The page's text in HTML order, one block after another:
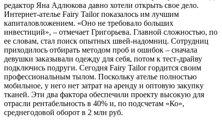
редактор Яна Адлюкова давно хотели открыть свое дело.
Интернет-ателье Fairy Tailor показалось им лучшим
капиталовложением. «Оно не требовало больших
инвестиций», – отмечает Григорьева. Главной сложностью, по
ее словам, стал поиск опытных швей-надомниц. Сотрудниц
приходилось отбирать методом проб и ошибок – сначала
девушки заказывали одежду для себя, потом к тест-драйву
подключись подруги. Сегодня Fairy Tailor гордится своим
профессиональным тылом. Поскольку ателье полностью
мобильное, у него нет затрат на аренду и оптовую закупку
тканей. Эти два фактора обеспечили проекту высокую для
отрасли рентабельность в 40% и, по подсчетам «Ко»,
среднегодовой оборот в 2 млн руб.